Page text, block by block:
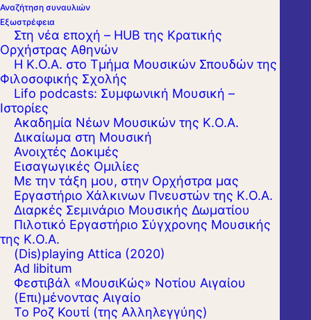
Αναζήτηση συναυλιών
Εξωστρέφεια
Στη νέα εποχή – HUB της Κρατικής
Ορχήστρας Αθηνών
Η Κ.Ο.Α. στο Τμήμα Μουσικών Σπουδών της
Φιλοσοφικής Σχολής
Lifo podcasts: Συμφωνική Μουσική –
Ιστορίες
Ακαδημία Νέων Μουσικών της Κ.Ο.Α.
Δικαίωμα στη Μουσική
Ανοιχτές Δοκιμές
Εισαγωγικές Ομιλίες
Με την τάξη μου, στην Ορχήστρα μας
Εργαστήριo Χάλκινων Πνευστών της Κ.Ο.Α.
Διαρκές Σεμινάριο Μουσικής Δωματίου
Πιλοτικό Εργαστήριο Σύγχρονης Μουσικής
της Κ.Ο.Α.
(Dis)playing Attica (2020)
Ad libitum
Φεστιβάλ «ΜουσιΚώς» Νοτίου Αιγαίου
(Επι)μένοντας Αιγαίο
Το Ροζ Κουτί (της Αλληλεγγύης)